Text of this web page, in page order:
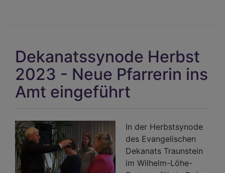
Dekanatssynode Herbst
2023 - Neue Pfarrerin ins
Amt eingeführt
In der Herbstsynode
des Evangelischen
Dekanats Traunstein
im Wilhelm-Löhe-